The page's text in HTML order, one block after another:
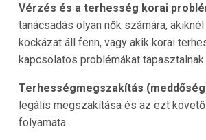
Vérzés és a terhesség korai
tanácsadás olyan nők számára,
kockázat áll fenn, vagy akik korai
kapcsolatos problémákat tapasztalnak.
Terhességmegszakítás
legális megszakítása és az ezt
folyamata.